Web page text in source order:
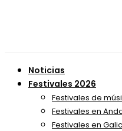
Noticias
Festivales 2026
Festivales de
Festivales en
Festivales en